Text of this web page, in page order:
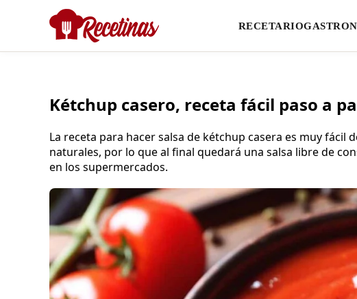
RECETARIO
Kétchup casero, receta fácil paso a
La receta para hacer salsa de kétchup casera es muy fácil
naturales, por lo que al final quedará una salsa libre de
en los supermercados.